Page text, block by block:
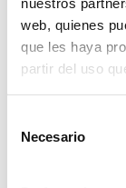
web, quienes
que les haya
partir del uso
Necesario